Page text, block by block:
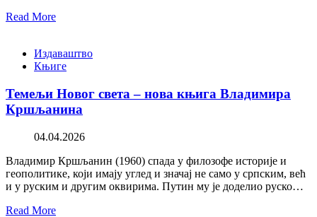
Read More
Издаваштво
Књиге
Темељи Новог света – нова књига Владимира
Кршљанина
04.04.2026
Владимир Кршљанин (1960) спада у филозофе историје и
геополитике, који имају углед и значај не само у српским, већ
и у руским и другим оквирима. Путин му је доделио руско…
Read More